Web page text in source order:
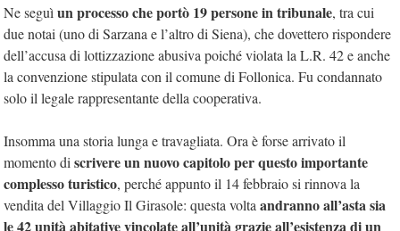
Ne seguì un processo che portò 19 persone in tribunale, tra cui
due notai (uno di Sarzana e l’altro di Siena), che dovettero rispondere
dell’accusa di lottizzazione abusiva poiché violata la L.R. 42 e anche
la convenzione stipulata con il comune di Follonica. Fu condannato
solo il legale rappresentante della cooperativa.
Insomma una storia lunga e travagliata. Ora è forse arrivato il
momento di scrivere un nuovo capitolo per questo importante
complesso turistico, perché appunto il 14 febbraio si rinnova la
vendita del Villaggio Il Girasole: questa volta andranno all’asta sia
le 42 unità abitative vincolate all’unità grazie all’esistenza di un